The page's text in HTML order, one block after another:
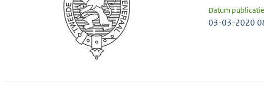
Datum publicatie
03-03-2020